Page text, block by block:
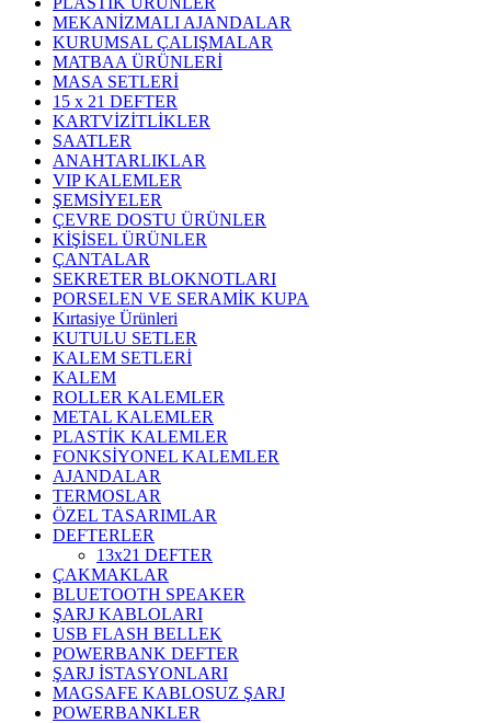
MEKANİZMALI AJANDALAR
KURUMSAL ÇALIŞMALAR
MATBAA ÜRÜNLERİ
MASA SETLERİ
15 x 21 DEFTER
KARTVİZİTLİKLER
SAATLER
ANAHTARLIKLAR
VIP KALEMLER
ŞEMSİYELER
ÇEVRE DOSTU ÜRÜNLER
KİŞİSEL ÜRÜNLER
ÇANTALAR
SEKRETER BLOKNOTLARI
PORSELEN VE SERAMİK KUPA
Kırtasiye Ürünleri
KUTULU SETLER
KALEM SETLERİ
KALEM
ROLLER KALEMLER
METAL KALEMLER
PLASTİK KALEMLER
FONKSİYONEL KALEMLER
AJANDALAR
TERMOSLAR
ÖZEL TASARIMLAR
DEFTERLER
13x21 DEFTER
ÇAKMAKLAR
BLUETOOTH SPEAKER
ŞARJ KABLOLARI
USB FLASH BELLEK
POWERBANK DEFTER
ŞARJ İSTASYONLARI
MAGSAFE KABLOSUZ ŞARJ
POWERBANKLER